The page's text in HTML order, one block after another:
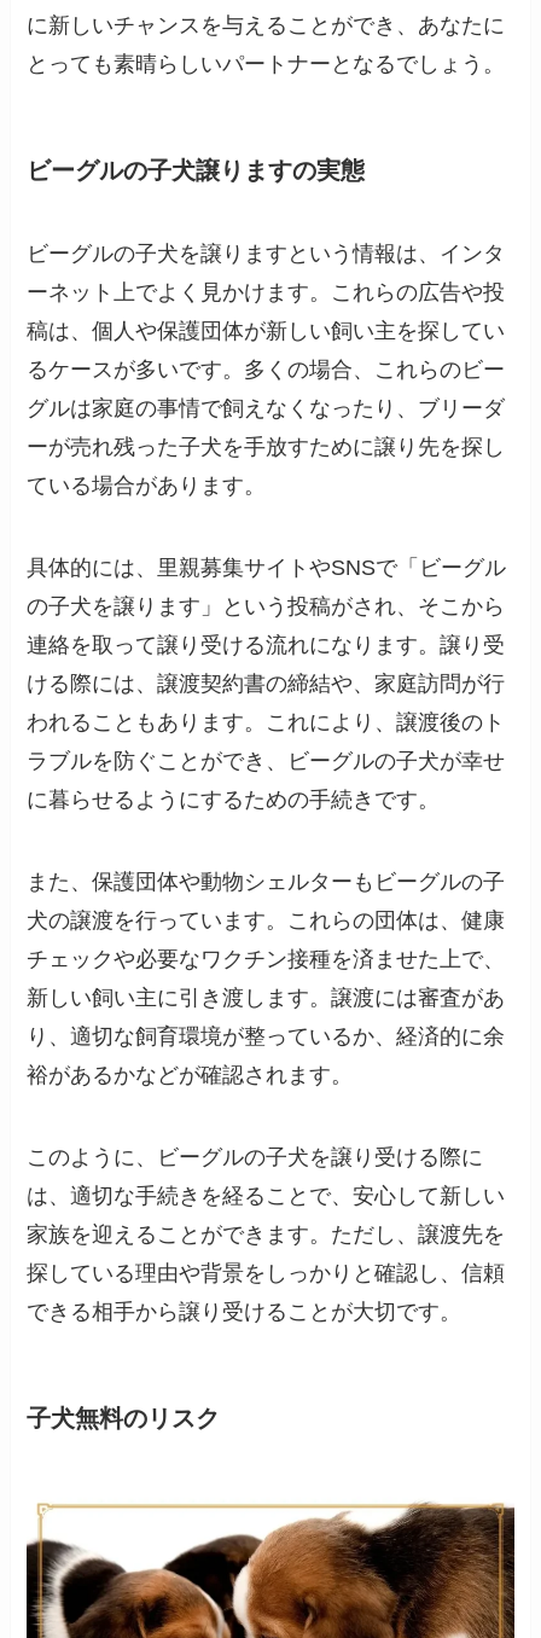
に新しいチャンスを与えることができ、あなたに
とっても素晴らしいパートナーとなるでしょう。
ビーグルの子犬譲りますの実態
ビーグルの子犬を譲りますという情報は、インタ
ーネット上でよく見かけます。これらの広告や投
稿は、個人や保護団体が新しい飼い主を探してい
るケースが多いです。多くの場合、これらのビー
グルは家庭の事情で飼えなくなったり、ブリーダ
ーが売れ残った子犬を手放すために譲り先を探し
ている場合があります。
具体的には、里親募集サイトやSNSで「ビーグル
の子犬を譲ります」という投稿がされ、そこから
連絡を取って譲り受ける流れになります。譲り受
ける際には、譲渡契約書の締結や、家庭訪問が行
われることもあります。これにより、譲渡後のト
ラブルを防ぐことができ、ビーグルの子犬が幸せ
に暮らせるようにするための手続きです。
また、保護団体や動物シェルターもビーグルの子
犬の譲渡を行っています。これらの団体は、健康
チェックや必要なワクチン接種を済ませた上で、
新しい飼い主に引き渡します。譲渡には審査があ
り、適切な飼育環境が整っているか、経済的に余
裕があるかなどが確認されます。
このように、ビーグルの子犬を譲り受ける際に
は、適切な手続きを経ることで、安心して新しい
家族を迎えることができます。ただし、譲渡先を
探している理由や背景をしっかりと確認し、信頼
できる相手から譲り受けることが大切です。
子犬無料のリスク